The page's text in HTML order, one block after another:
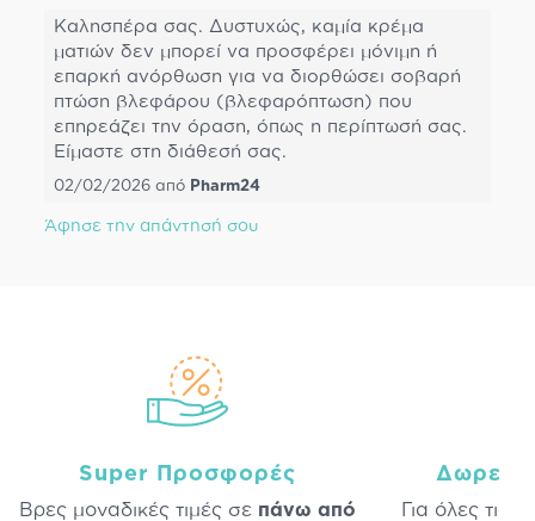
Καλησπέρα σας. Δυστυχώς, καμία κρέμα
ματιών δεν μπορεί να προσφέρει μόνιμη ή
επαρκή ανόρθωση για να διορθώσει σοβαρή
πτώση βλεφάρου (βλεφαρόπτωση) που
επηρεάζει την όραση, όπως η περίπτωσή σας.
Είμαστε στη διάθεσή σας.
02/02/2026 από Pharm24
Άφησε την απάντησή σου
Super Προσφορές
Βρες μοναδικές τιμές σε πάνω από
Δωρεάν
Για όλες τις